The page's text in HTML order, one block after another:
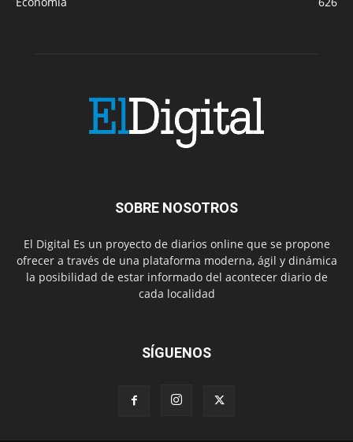
SOBRE NOSOTROS
El Digital Es un proyecto de diarios online que se propone
ofrecer a través de una plataforma moderna, ágil y dinámica
la posibilidad de estar informado del acontecer diario de
cada localidad
SÍGUENOS